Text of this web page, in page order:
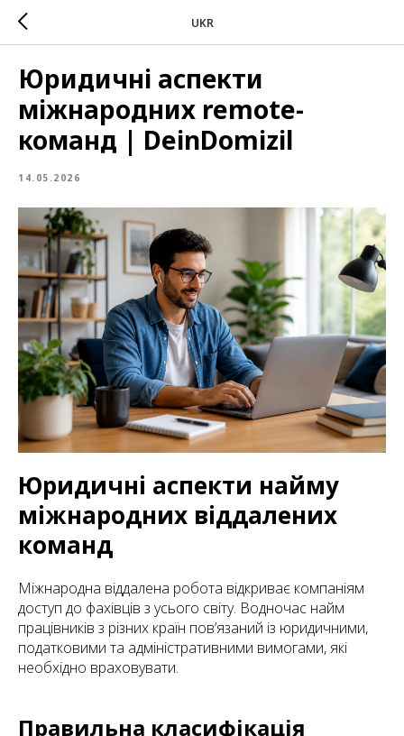
UKR
Юридичні аспекти
міжнародних remote-
команд | DeinDomizil
14.05.2026
Юридичні аспекти найму
міжнародних віддалених
команд
Міжнародна віддалена робота відкриває компаніям
доступ до фахівців з усього світу. Водночас найм
працівників з різних країн пов’язаний із юридичними,
податковими та адміністративними вимогами, які
необхідно враховувати.
Правильна класифікація